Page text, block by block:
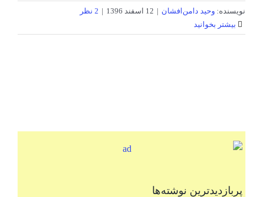
نویسنده: وحید دامن‌افشان | 12 اسفند 1396 | 2 نظر
بیشتر بخوانید
پربازدیدترین نوشته‌ها